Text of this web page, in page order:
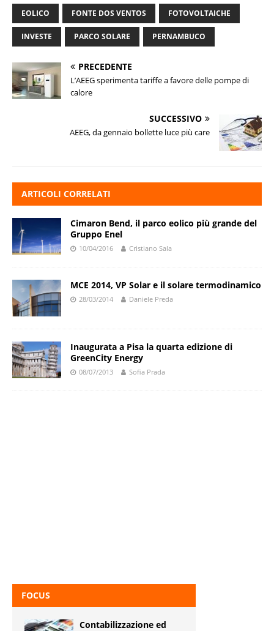
EOLICO FONTE DOS VENTOS FOTOVOLTAICHE
INVESTE PARCO SOLARE PERNAMBUCO
PRECEDENTE
L’AEEG sperimenta tariffe a favore delle pompe di
calore
SUCCESSIVO
AEEG, da gennaio bollette luce più care
ARTICOLI CORRELATI
Cimaron Bend, il parco eolico più grande del
Gruppo Enel
10/04/2016 Cristiano Sala
MCE 2014, VP Solar e il solare termodinamico
28/03/2014 Daniele Preda
Inaugurata a Pisa la quarta edizione di
GreenCity Energy
08/07/2013 Sofia Prada
FOCUS
Contabilizzazione ed